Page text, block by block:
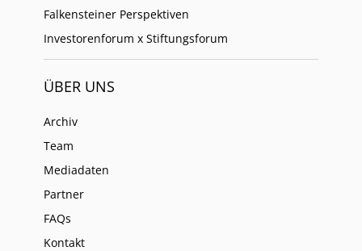
Falkensteiner Perspektiven
Investorenforum x Stiftungsforum
ÜBER UNS
Archiv
Team
Mediadaten
Partner
FAQs
Kontakt